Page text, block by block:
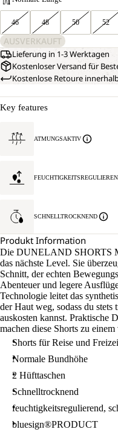
46 48 50 52
AUSVERKAUFT
Lieferung in 1-3 Werktagen
Kostenloser Versand für
Kostenlose Retoure
Key features
ATMUNGSAKTIV
SCHNELLTROCKNEND
Produkt Information
Die DUNELAND SHORTS
das nächste Level. Sie
Schnitt, der echten
Abenteuer und legere
Technologie leitet das
der Haut weg, sodass du
auskosten kannst. Praktische
machen diese Shorts zu
Shorts für Reise und
Normale Bundhöhe
2 Hüfttaschen
Schnelltrocknend
feuchtigkeitsregulierend,
bluesign®PRODUCT